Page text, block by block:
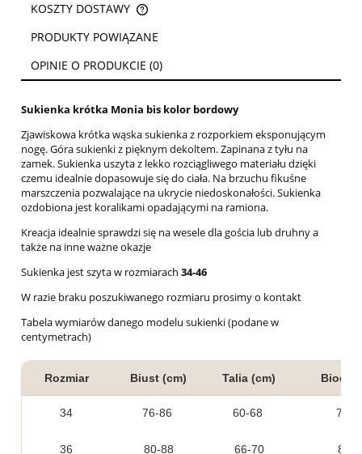
KOSZTY DOSTAWY
CENA NIE ZAWIERA EWENTUALNYCH KOSZTÓW PŁATNOŚCI
PRODUKTY POWIĄZANE
OPINIE O PRODUKCIE (0)
Sukienka krótka Monia bis kolor bordowy
Zjawiskowa krótka wąska sukienka z rozporkiem eksponującym
nogę. Góra sukienki z pięknym dekoltem. Zapinana z tyłu na
zamek. Sukienka uszyta z lekko rozciągliwego materiału dzięki
czemu idealnie dopasowuje się do ciała. Na brzuchu fikuśne
marszczenia pozwalające na ukrycie niedoskonałości. Sukienka
ozdobiona jest koralikami opadającymi na ramiona.
Kreacja idealnie sprawdzi się na wesele dla gościa lub druhny a
także na inne ważne okazje
Sukienka jest szyta w rozmiarach 34-46
W razie braku poszukiwanego rozmiaru prosimy o kontakt
Tabela wymiarów danego modelu sukienki (podane w
centymetrach)
Rozmiar Biust (cm) Talia (cm) Biodra
34 76-86 60-68 76-
36 80-88 66-70 82-